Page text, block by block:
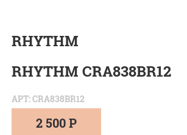
RHYTHM
RHYTHM CRA838BR12
АРТ: CRA838BR12
2 500 Р